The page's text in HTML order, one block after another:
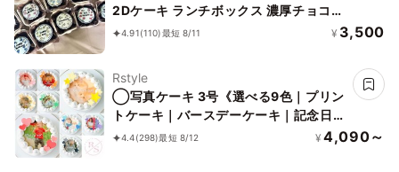
2Dケーキ ランチボックス 濃厚チョコ
Ver.
4.91(110)最短 8/11 ¥ 3,500
Rstyle
◯写真ケーキ 3号《選べる9色｜プリン
トケーキ｜バースデーケーキ｜記念日な
どのお祝いに♪》
4.4(298)最短 8/12 ¥ 4,090～